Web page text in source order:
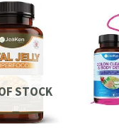
STOCK
was:
£17.50.